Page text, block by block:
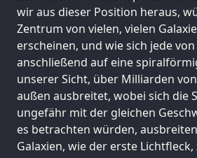
wir aus dieser Position heraus,
Zentrum von vielen, vielen
erscheinen, und wie sich jede
anschließend auf eine
unserer Sicht, über Milliarden
außen ausbreitet, wobei sich die
ungefähr mit der gleichen
es betrachten würden,
Galaxien, wie der erste